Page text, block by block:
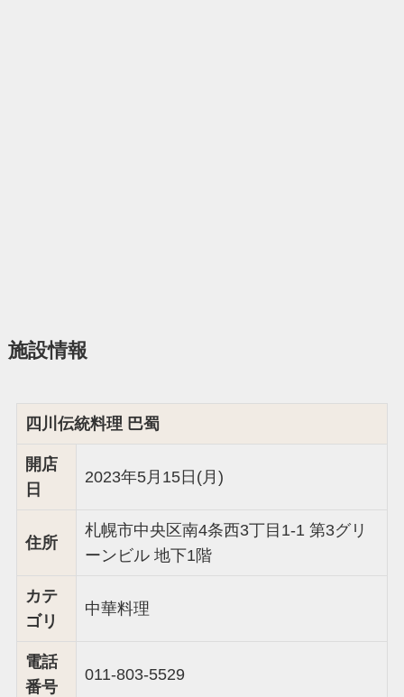
施設情報
四川伝統料理 巴蜀
開店
日
2023年5月15日(月)
住所
札幌市中央区南4条西3丁目1-1 第3グリ
ーンビル 地下1階
カテ
ゴリ
中華料理
電話
番号
011-803-5529